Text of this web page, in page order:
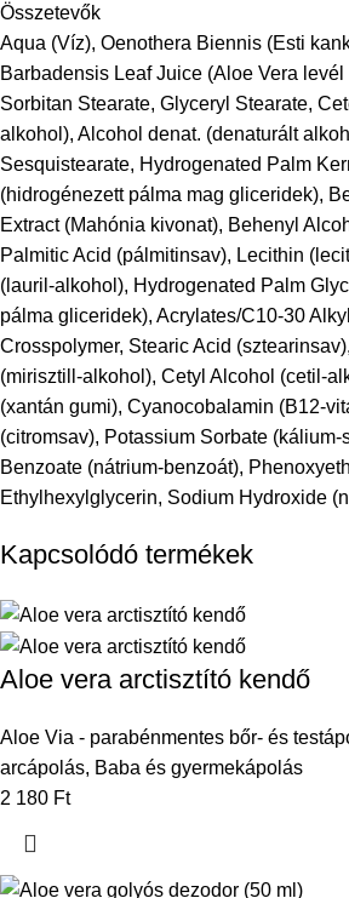
Összetevők
Aqua (Víz), Oenothera Biennis (Esti
Barbadensis Leaf Juice (Aloe Vera
Sorbitan Stearate, Glyceryl Stearate,
alkohol), Alcohol denat. (denaturált
Sesquistearate, Hydrogenated Palm
(hidrogénezett pálma mag gliceridek),
Extract (Mahónia kivonat), Behenyl
Palmitic Acid (pálmitinsav), Lecithin
(lauril-alkohol), Hydrogenated Palm
pálma gliceridek), Acrylates/C10-30
Crosspolymer, Stearic Acid
(mirisztill-alkohol), Cetyl Alcohol (cetil-
(xantán gumi), Cyanocobalamin (B12-
(citromsav), Potassium Sorbate (kálium-
Benzoate (nátrium-benzoát),
Ethylhexylglycerin, Sodium Hydroxide
Kapcsolódó termékek
Aloe vera arctisztító kendő
Aloe Via - parabénmentes bőr- és
arcápolás, Baba és gyermekápolás
2 180 Ft